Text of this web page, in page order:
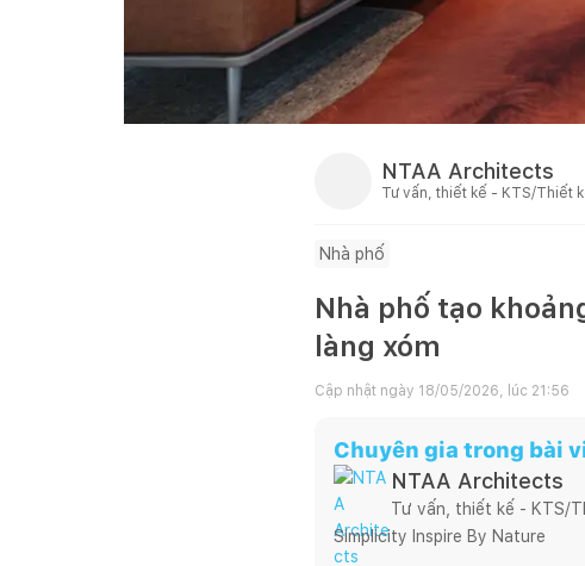
NTAA Architects
Tư vấn, thiết kế - KTS/Thiết
Nhà phố
Nhà phố tạo
làng xóm
Cập nhật ngày 18/05/2026, lúc 21:56
Chuyên gia trong bài
NTAA Architects
Tư vấn, thiết kế - KTS/
Simplicity Inspire By Nature